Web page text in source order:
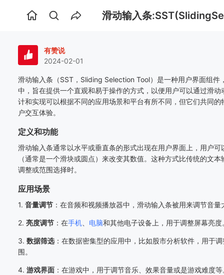
首
滑动输入条
有赞说
2024-02-01
滑动输入条（SST，Sliding Selection Tool）是一种用户界面组件
中，旨在提供一个直观和易于操作的方式，以便用户可以通过滑
计和实现可以根据不同的应用场景和平台有所不同，但它们共同
户交互体验。
定义和功能
滑动输入条通常以水平或垂直条的形式出现在用户界面上，用户
（通常是一个滑块或圆点）来改变其数值。这种方式比传统的文
调整或范围选择时。
应用场景
1. 音量调节 ：在音频和视频播放器中，滑动输入条被用来调节音量
2. 亮度调节 ：在手机 电脑和其他电子设备上，用于调整屏幕亮度
3. 数据筛选：在数据密集型的应用中，比如股市分析软件，用于
围。
4. 游戏界面 ：在游戏中，用于调节音乐、效果音量或是游戏难度等